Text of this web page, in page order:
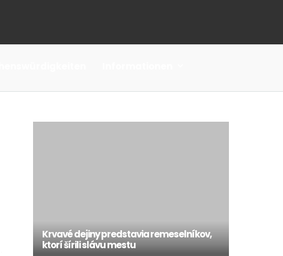
Krvavé dejiny predstavia remeselníkov,
ktorí šírili slávu mestu